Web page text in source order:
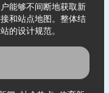
能够不间断地获取新
和站点地图。整体结
的设计规范。